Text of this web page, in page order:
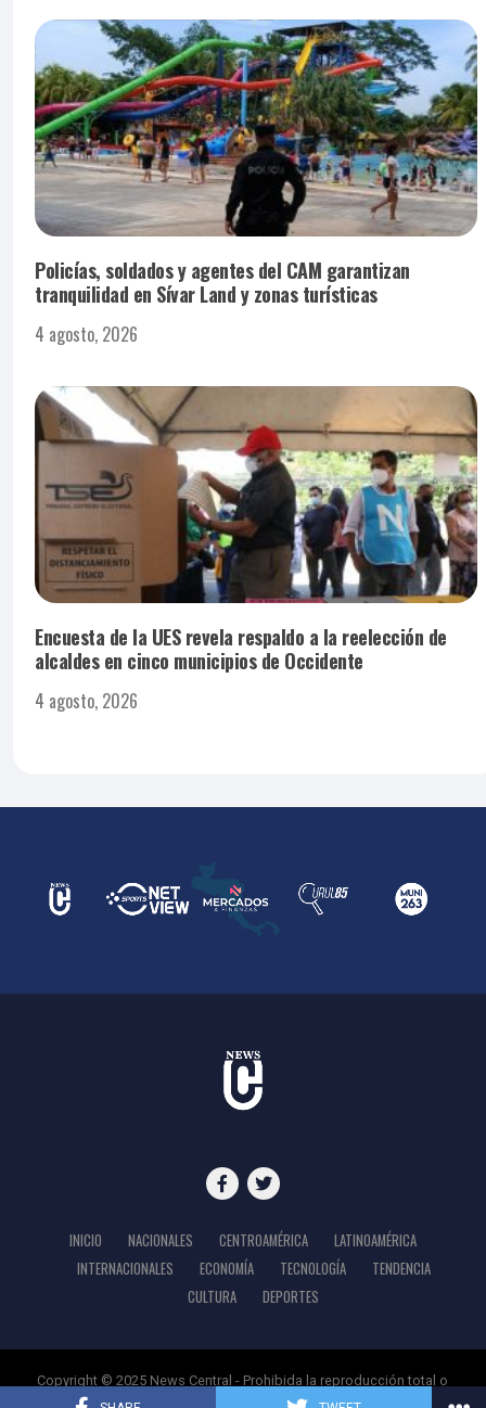
Policías, soldados y agentes del CAM garantizan
tranquilidad en Sívar Land y zonas turísticas
4 agosto, 2026
Encuesta de la UES revela respaldo a la reelección de
alcaldes en cinco municipios de Occidente
4 agosto, 2026
INICIO NACIONALES CENTROAMÉRICA
LATINOAMÉRICA
INTERNACIONALES
ECONOMÍA TECNOLOGÍA
TENDENCIA
CULTURA
DEPORTES
Copyright © 2025 News Central - Prohibida la reproducción total o
parcial del contenido de este sitio web